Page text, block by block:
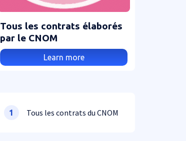
Tous les contrats élaborés
par le CNOM
Learn more
1 Tous les contrats du CNOM